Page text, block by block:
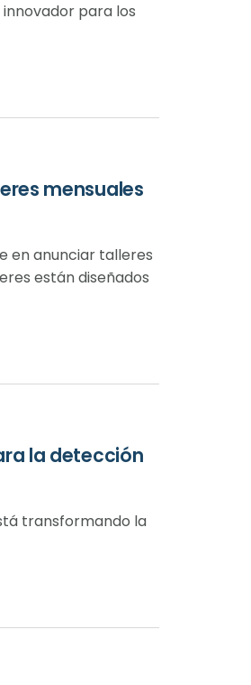
para los
mensuales
en anunciar talleres
están diseñados
la detección
transformando la